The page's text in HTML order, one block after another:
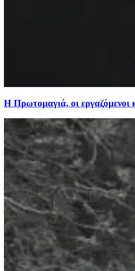
Η Πρωτομαγιά, οι εργαζόμενοι